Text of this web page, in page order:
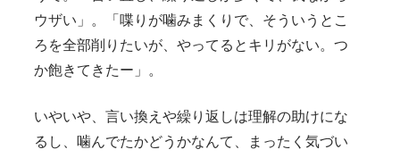
ウザい」。「喋りが噛みまくりで、そういうとこ
ろを全部削りたいが、やってるとキリがない。つ
か飽きてきたー」。
いやいや、言い換えや繰り返しは理解の助けにな
るし、噛んでたかどうかなんて、まったく気づい